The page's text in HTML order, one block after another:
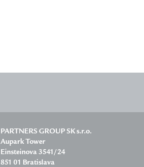
PARTNERS GROUP SK s.r.o.
Aupark Tower
Einsteinova 3541/24
851 01 Bratislava